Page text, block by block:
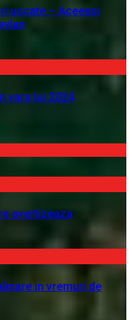
uscate – Aceeasi
vara lui 2024
avertizeaza
in vremuri de